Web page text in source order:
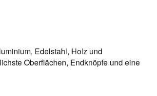
Edelstahl, Holz und
Oberflächen, Endknöpfe und eine